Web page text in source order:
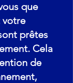
que
votre
prêtes
Cela
de